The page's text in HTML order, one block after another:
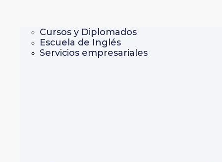
Cursos y Diplomados
Escuela de Inglés
Servicios empresariales